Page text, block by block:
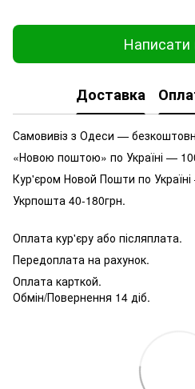
Написати
Доставка
Самовивіз з Одеси —
«Новою поштою» по Україні —
Кур'єром Новой Пошти по
Укрпошта 40-180грн.
Оплата кур'єру або післяплата.
Передоплата на рахунок.
Оплата карткой.
Обмін/Повернення 14 діб.